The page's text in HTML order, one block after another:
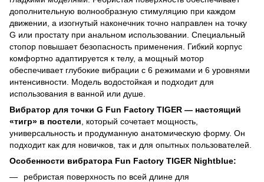
дополнительную волнообразную стимуляцию при каждом
движении, а изогнутый наконечник точно направлен на точку
G или простату при анальном использовании. Специальный
стопор повышает безопасность применения. Гибкий корпус
комфортно адаптируется к телу, а мощный мотор
обеспечивает глубокие вибрации с 6 режимами и 6 уровнями
интенсивности. Модель водостойкая и подходит для
использования в ванной или душе.
Вибратор для точки G Fun Factory TIGER — настоящий
«тигр» в постели , который сочетает мощность,
универсальность и продуманную анатомическую форму. Он
подходит как для новичков, так и для опытных пользователей.
Особенности вибратора Fun Factory TIGER Nightblue:
ребристая поверхность по всей длине для